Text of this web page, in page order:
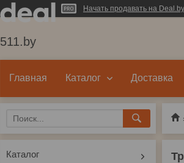
Начать продавать на Deal.by
511.by
Главная Каталог Доставка
Каталог